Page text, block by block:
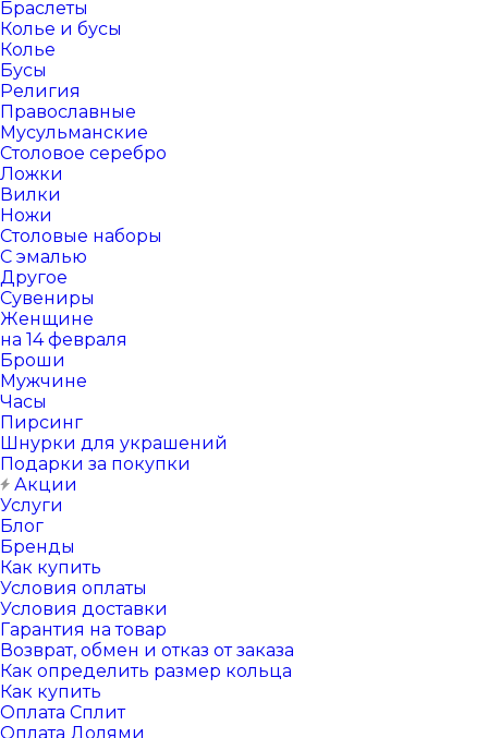
Браслеты
Колье и бусы
Колье
Бусы
Религия
Православные
Мусульманские
Столовое серебро
Ложки
Вилки
Ножи
Столовые наборы
С эмалью
Другое
Сувениры
Женщине
на 14 февраля
Броши
Мужчине
Часы
Пирсинг
Шнурки для украшений
Подарки за покупки
Акции
Услуги
Блог
Бренды
Как купить
Условия оплаты
Условия доставки
Гарантия на товар
Возврат, обмен и отказ от заказа
Как определить размер кольца
Как купить
Оплата Сплит
Оплата Долями